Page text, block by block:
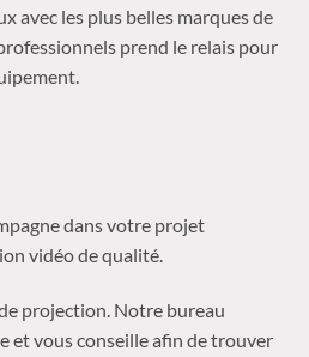
avec les plus belles marques de
prend le relais pour
dans votre projet
vidéo de qualité.
projection. Notre bureau
et vous conseille afin de trouver